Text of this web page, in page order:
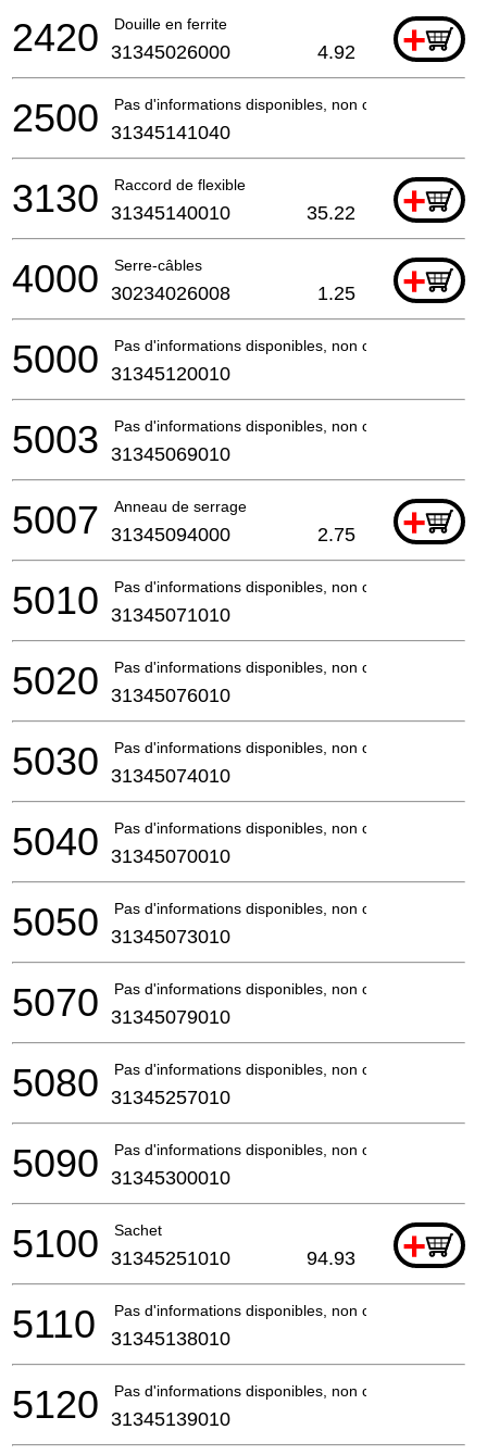
Douille en ferrite +
2420 31345026000 4.92
Pas d'informations disponibles, non commandable
2500 31345141040
Raccord de flexible +
3130 31345140010 35.22
Serre-câbles +
4000 30234026008 1.25
Pas d'informations disponibles, non commandable
5000 31345120010
Pas d'informations disponibles, non commandable
5003 31345069010
Anneau de serrage +
5007 31345094000 2.75
Pas d'informations disponibles, non commandable
5010 31345071010
Pas d'informations disponibles, non commandable
5020 31345076010
Pas d'informations disponibles, non commandable
5030 31345074010
Pas d'informations disponibles, non commandable
5040 31345070010
Pas d'informations disponibles, non commandable
5050 31345073010
Pas d'informations disponibles, non commandable
5070 31345079010
Pas d'informations disponibles, non commandable
5080 31345257010
Pas d'informations disponibles, non commandable
5090 31345300010
Sachet +
5100 31345251010 94.93
Pas d'informations disponibles, non commandable
5110 31345138010
Pas d'informations disponibles, non commandable
5120 31345139010